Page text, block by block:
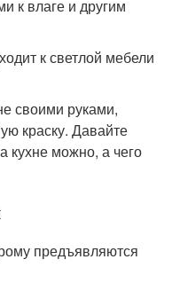
к влаге и другим
к светлой мебели
своими руками,
краску. Давайте
кухне можно, а чего
предъявляются